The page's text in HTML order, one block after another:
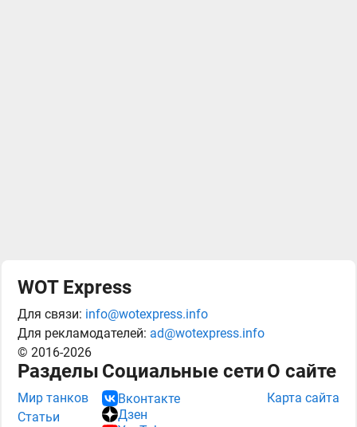
WOT Express
Для связи: info@wotexpress.info
Для рекламодателей: ad@wotexpress.info
© 2016-2026
Разделы
Мир танков
Статьи
Социальные сети
Вконтакте
Дзен
О сайте
Карта сайта